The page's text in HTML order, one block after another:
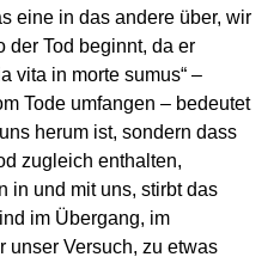
eine in das andere über, wir
der Tod beginnt, da er
vita in morte sumus“ –
Tode umfangen – bedeutet
herum ist, sondern dass
zugleich enthalten,
in und mit uns, stirbt das
im Übergang, im
unser Versuch, zu etwas